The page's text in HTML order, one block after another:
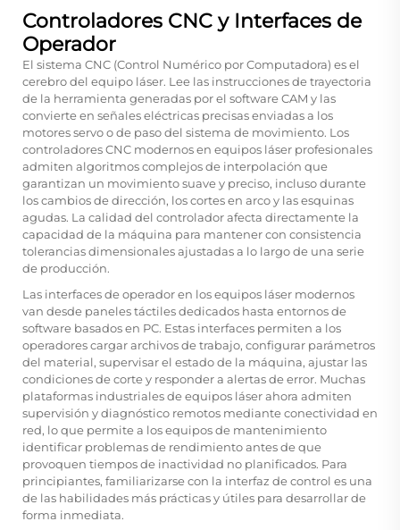
Controladores CNC y Interfaces de
Operador
El sistema CNC (Control Numérico por Computadora) es el
cerebro del equipo láser. Lee las instrucciones de trayectoria
de la herramienta generadas por el software CAM y las
convierte en señales eléctricas precisas enviadas a los
motores servo o de paso del sistema de movimiento. Los
controladores CNC modernos en equipos láser profesionales
admiten algoritmos complejos de interpolación que
garantizan un movimiento suave y preciso, incluso durante
los cambios de dirección, los cortes en arco y las esquinas
agudas. La calidad del controlador afecta directamente la
capacidad de la máquina para mantener con consistencia
tolerancias dimensionales ajustadas a lo largo de una serie
de producción.
Las interfaces de operador en los equipos láser modernos
van desde paneles táctiles dedicados hasta entornos de
software basados en PC. Estas interfaces permiten a los
operadores cargar archivos de trabajo, configurar parámetros
del material, supervisar el estado de la máquina, ajustar las
condiciones de corte y responder a alertas de error. Muchas
plataformas industriales de equipos láser ahora admiten
supervisión y diagnóstico remotos mediante conectividad en
red, lo que permite a los equipos de mantenimiento
identificar problemas de rendimiento antes de que
provoquen tiempos de inactividad no planificados. Para
principiantes, familiarizarse con la interfaz de control es una
de las habilidades más prácticas y útiles para desarrollar de
forma inmediata.